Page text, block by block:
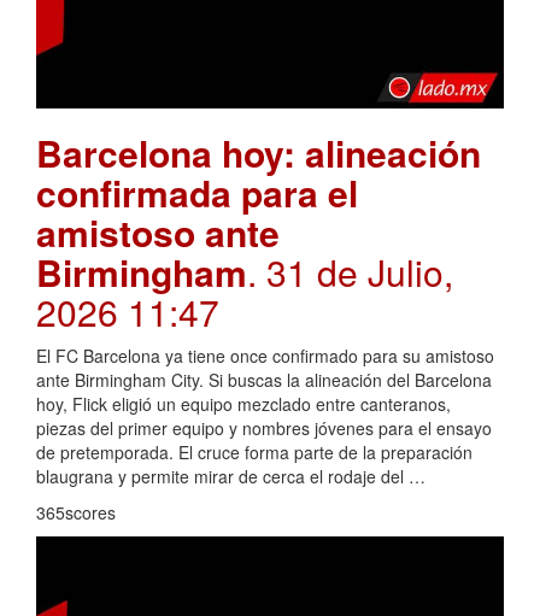
Barcelona hoy: alineación
confirmada para el
amistoso ante
Birmingham. 31 de Julio,
2026 11:47
El FC Barcelona ya tiene once confirmado para su amistoso
ante Birmingham City. Si buscas la alineación del Barcelona
hoy, Flick eligió un equipo mezclado entre canteranos,
piezas del primer equipo y nombres jóvenes para el ensayo
de pretemporada. El cruce forma parte de la preparación
blaugrana y permite mirar de cerca el rodaje del …
365scores